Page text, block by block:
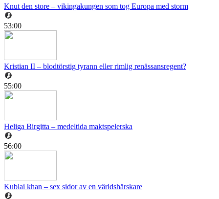
Knut den store – vikingakungen som tog Europa med storm
53:00
Kristian II – blodtörstig tyrann eller rimlig renässansregent?
55:00
Heliga Birgitta – medeltida maktspelerska
56:00
Kublai khan – sex sidor av en världshärskare